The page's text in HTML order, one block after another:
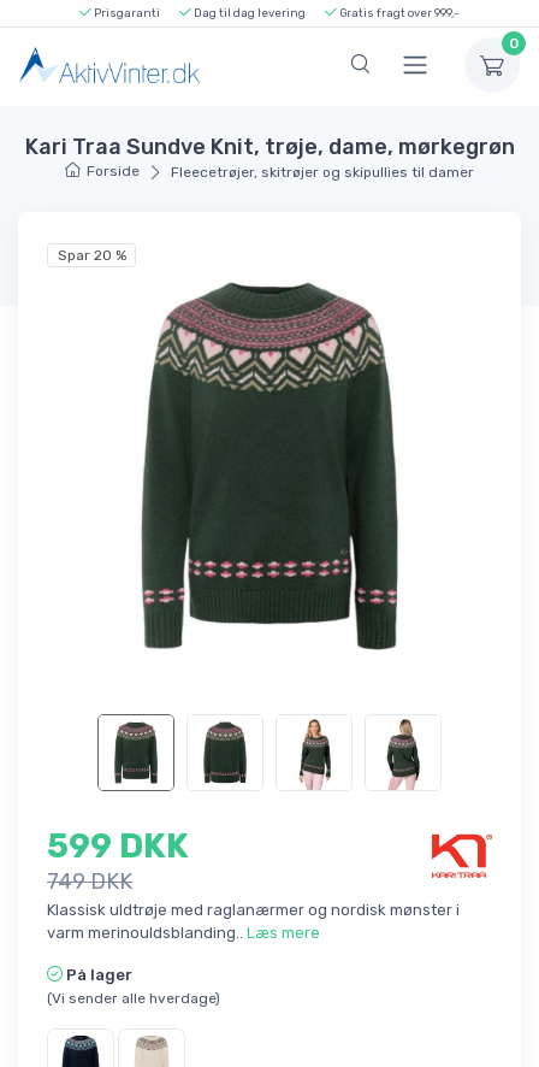
Prisgaranti Dag til dag levering Gratis fragt over 999,-
0
Kari Traa Sundve Knit, trøje, dame, mørkegrøn
Forside Fleecetrøjer, skitrøjer og skipullies til damer
Spar 20 %
599 DKK
749 DKK
Klassisk uldtrøje med raglanærmer og nordisk mønster i
varm merinouldsblanding.. Læs mere
På lager
(Vi sender alle hverdage)